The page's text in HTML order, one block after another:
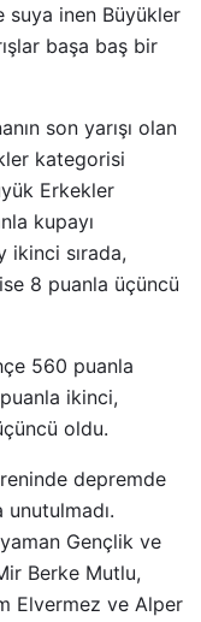
suya inen Büyükler
başa baş bir
son yarışı olan
kategorisi
Erkekler
kupayı
ikinci sırada,
8 puanla üçüncü
560 puanla
ikinci,
oldu.
depremde
unutulmadı.
Gençlik ve
Berke Mutlu,
Elvermez ve Alper